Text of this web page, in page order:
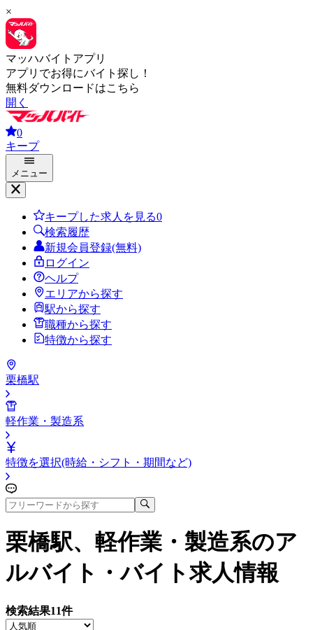
×
マッハバイトアプリ
アプリでお得にバイト探し！
無料ダウンロードはこちら
開く
0
キープ
メニュー
キープした求人を見る0
検索履歴
新規会員登録(無料)
ログイン
ヘルプ
エリアから探す
駅から探す
職種から探す
特徴から探す
栗橋駅
軽作業・製造系
特徴を選択(時給・シフト・期間など)
栗橋駅、軽作業・製造系のア
ルバイト・バイト求人情報
検索結果11件